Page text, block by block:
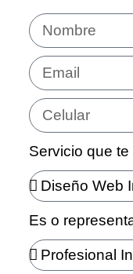
Servicio que te
Es o